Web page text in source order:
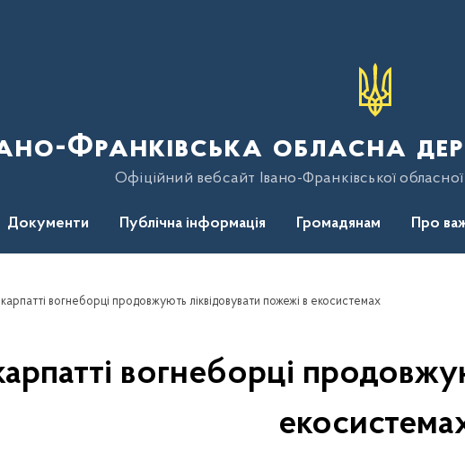
Франківська обласна
Офіційний вебсайт Івано-Франківської обласної
Документи Публічна інформація Громадянам Про
вогнеборці продовжують ліквідовувати пожежі в екосистемах
вогнеборці